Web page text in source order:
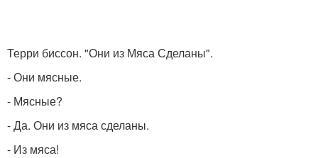
Терри биссон. "Они из Мяса Сделаны".
- Они мясные.
- Мясные?
- Да. Они из мяса сделаны.
- Из мяса!